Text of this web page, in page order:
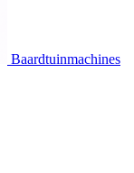
Baardtuinmachines